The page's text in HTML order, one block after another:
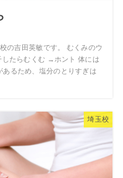
の吉田英敏です。 むくみのウ
したらむくむ →ホント 体には
るため、塩分のとりすぎは
埼玉校